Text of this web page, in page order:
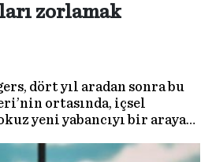
zorlamak
dört yıl aradan sonra bu
ortasında, içsel
yeni yabancıyı bir araya
Video’da yayında.